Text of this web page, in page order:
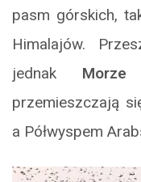
pasm górskich,
Himalajów.
jednak Morze
przemieszczają
a Półwyspem